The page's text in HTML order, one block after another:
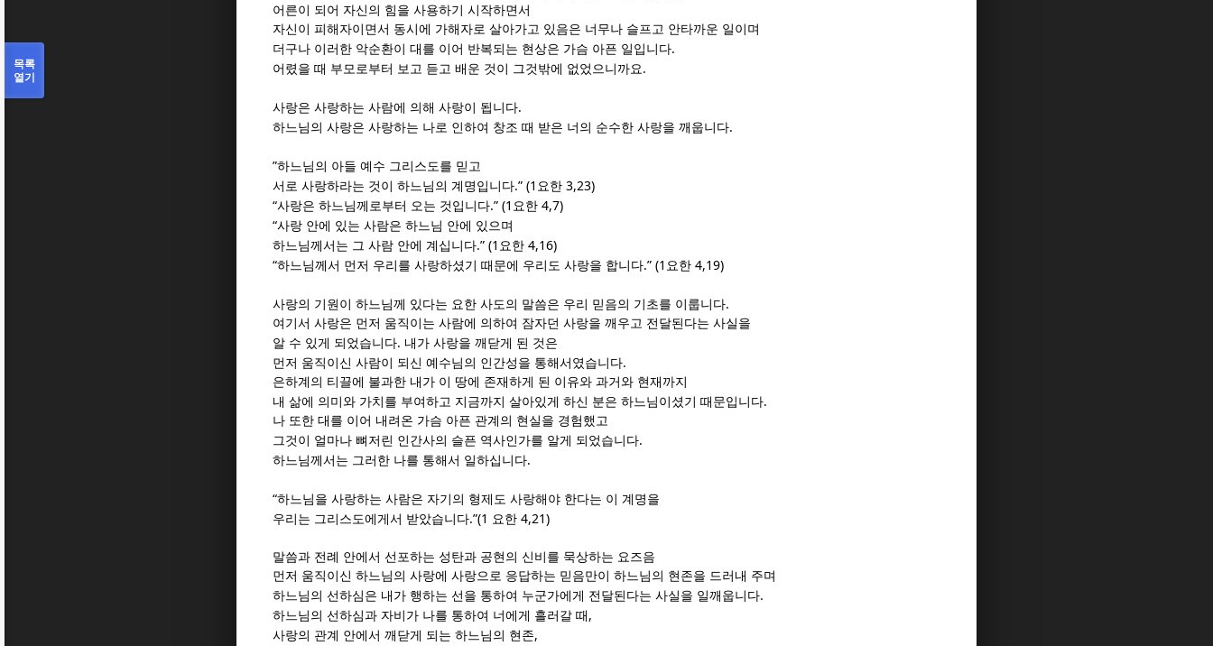
어른이 되어 자신의 힘을 사용하기 시작하면서
자신이 피해자이면서 동시에 가해자로 살아가고 있음은 너무나 슬프고 안타까운 일이며
더구나 이러한 악순환이 대를 이어 반복되는 현상은 가슴 아픈 일입니다.
어렸을 때 부모로부터 보고 듣고 배운 것이 그것밖에 없었으니까요.
사랑은 사랑하는 사람에 의해 사랑이 됩니다.
하느님의 사랑은 사랑하는 나로 인하여 창조 때 받은 너의 순수한 사랑을 깨웁니다.
”하느님의 아들 예수 그리스도를 믿고
서로 사랑하라는 것이 하느님의 계명입니다.” (1 요한 3,23)
“사랑은 하느님께로부터 오는 것입니다.” (1 요한 4,7)
“사랑 안에 있는 사람은 하느님 안에 있으며
하느님께서는 그 사람 안에 계십니다.” (1 요한 4,16)
“하느님께서 먼저 우리를 사랑하셨기 때문에 우리도 사랑을 합니다.” (1 요한 4,19)
사랑의 기원이 하느님께 있다는 요한 사도의 말씀은 우리 믿음의 기초를 이룹니다.
여기서 사랑은 먼저 움직이는 사람에 의하여 잠자던 사랑을 깨우고 전달된다는 사실을
알 수 있게 되었습니다. 내가 사랑을 깨닫게 된 것은
먼저 움직이신 사람이 되신 예수님의 인간성을 통해서였습니다.
은하계의 티끌에 불과한 내가 이 땅에 존재하게 된 이유와 과거와 현재까지
내 삶에 의미와 가치를 부여하고 지금까지 살아있게 하신 분은 하느님이셨기 때문입니다.
나 또한 대를 이어 내려온 가슴 아픈 관계의 현실을 경험했고
그것이 얼마나 뼈저린 인간사의 슬픈 역사인가를 알게 되었습니다.
하느님께서는 그러한 나를 통해서 일하십니다.
“하느님을 사랑하는 사람은 자기의 형제도 사랑해야 한다는 이 계명을
우리는 그리스도에게서 받았습니다.”(1 요한 4,21)
말씀과 전례 안에서 선포하는 성탄과 공현의 신비를 묵상하는 요즈음
먼저 움직이신 하느님의 사랑에 사랑으로 응답하는 믿음만이 하느님의 현존을 드러내 주며
하느님의 선하심은 내가 행하는 선을 통하여 누군가에게 전달된다는 사실을 일깨웁니다.
하느님의 선하심과 자비가 나를 통하여 너에게 흘러갈 때 ,
사랑의 관계 안에서 깨닫게 되는 하느님의 현존,
목록
열기